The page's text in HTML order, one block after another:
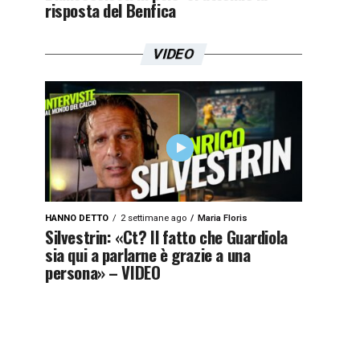
risposta del Benfica
VIDEO
HANNO DETTO 2 settimane ago Maria Floris
Silvestrin: «Ct? Il fatto che Guardiola
sia qui a parlarne è grazie a una
persona» – VIDEO